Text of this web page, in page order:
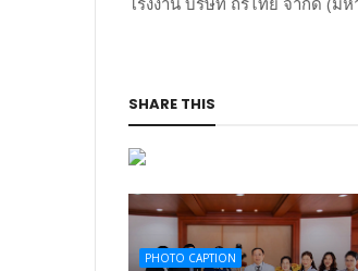
SHARE THIS
PHOTO CAPTION